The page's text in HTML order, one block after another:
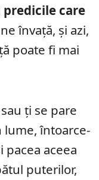
predicile care
ne învață, și azi,
poate fi mai
ți se pare
lume, întoarce-
pacea aceea
puterilor,